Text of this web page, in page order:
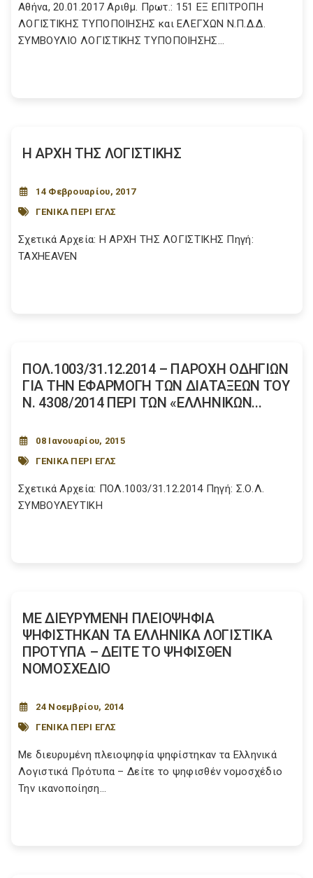
Αθήνα, 20.01.2017 Αριθμ. Πρωτ.: 151 ΕΞ ΕΠΙΤΡΟΠΗ
ΛΟΓΙΣΤΙΚΗΣ ΤΥΠΟΠΟΙΗΣΗΣ και ΕΛΕΓΧΩΝ Ν.Π.Δ.Δ.
ΣΥΜΒΟΥΛΙΟ ΛΟΓΙΣΤΙΚΗΣ ΤΥΠΟΠΟΙΗΣΗΣ...
Η ΑΡΧΗ ΤΗΣ ΛΟΓΙΣΤΙΚΗΣ
14 Φεβρουαρίου, 2017
ΓΕΝΙΚΑ ΠΕΡΙ ΕΓΛΣ
Σχετικά Αρχεία: Η ΑΡΧΗ ΤΗΣ ΛΟΓΙΣΤΙΚΗΣ Πηγή:
TAXHEAVEN
ΠΟΛ.1003/31.12.2014 – ΠΑΡΟΧΗ ΟΔΗΓΙΩΝ
ΓΙΑ ΤΗΝ ΕΦΑΡΜΟΓΗ ΤΩΝ ΔΙΑΤΑΞΕΩΝ ΤΟΥ
Ν. 4308/2014 ΠΕΡΙ ΤΩΝ «ΕΛΛΗΝΙΚΩΝ...
08 Ιανουαρίου, 2015
ΓΕΝΙΚΑ ΠΕΡΙ ΕΓΛΣ
Σχετικά Αρχεία: ΠΟΛ.1003/31.12.2014 Πηγή: Σ.Ο.Λ.
ΣΥΜΒΟΥΛΕΥΤΙΚΗ
ΜΕ ΔΙΕΥΡΥΜΕΝΗ ΠΛΕΙΟΨΗΦΙΑ
ΨΗΦΙΣΤΗΚΑΝ ΤΑ ΕΛΛΗΝΙΚΑ ΛΟΓΙΣΤΙΚΑ
ΠΡΟΤΥΠΑ – ΔΕΙΤΕ ΤΟ ΨΗΦΙΣΘΕΝ
ΝΟΜΟΣΧΕΔΙΟ
24 Νοεμβρίου, 2014
ΓΕΝΙΚΑ ΠΕΡΙ ΕΓΛΣ
Με διευρυμένη πλειοψηφία ψηφίστηκαν τα Ελληνικά
Λογιστικά Πρότυπα – Δείτε το ψηφισθέν νομοσχέδιο
Την ικανοποίηση...